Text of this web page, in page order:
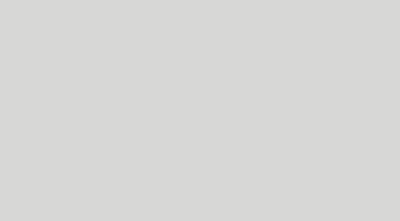
[GK] Oubliez Crazy Taxi,
[LS] [Switch] NSZ 5.0.0
[GK] No More Room in